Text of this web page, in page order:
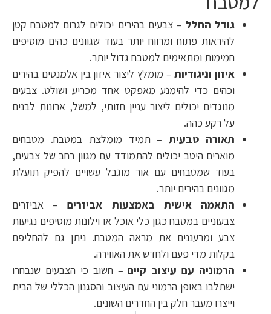
גודל החלל – צבעים בהירים יכולים לגרום למטבח קטן
להיראות פתוח ומרווח יותר בעוד שגוונים כהים מוסיפים
חמימות ומתאימים למטבח גדול יותר.
איזון וניגודיות– מומלץ ליצור איזון בין אלמנטים בהירים
וכהים כדי להימנע מאפקט אחד מכריע ושולט. צבעים
מנוגדים יכולים ליצור עניין חזותי, למשל, ארונות לבנים
על רקע כהה.
תאורה טבעית– תמיד מומלצת במטבח. מטבחים
מוארים היטב יכולים להתמודד עם מגוון רחב של צבעים,
בעוד שמטבחים עם אור מוגבל עשויים להפיק תועלת
מגוונים בהירים יותר.
התאמה אישית באמצעות אביזרים– אביזרים
צבעוניים במטבח כגון כלי אוכל או וילונות מוסיפים נגיעות
צבע ומרעננים את מראה המטבח. ניתן גם להחליפם
בקלות מדי פעם ולחדש את האווירה.
הרמוניה עם עיצוב קיים– חשוב כי הצבעים שנבחרו
ישתלבו באופן הרמוני עם העיצוב והסגנון הכללי של הבית
וייצרו מעבר חלק בין החדרים השונים.